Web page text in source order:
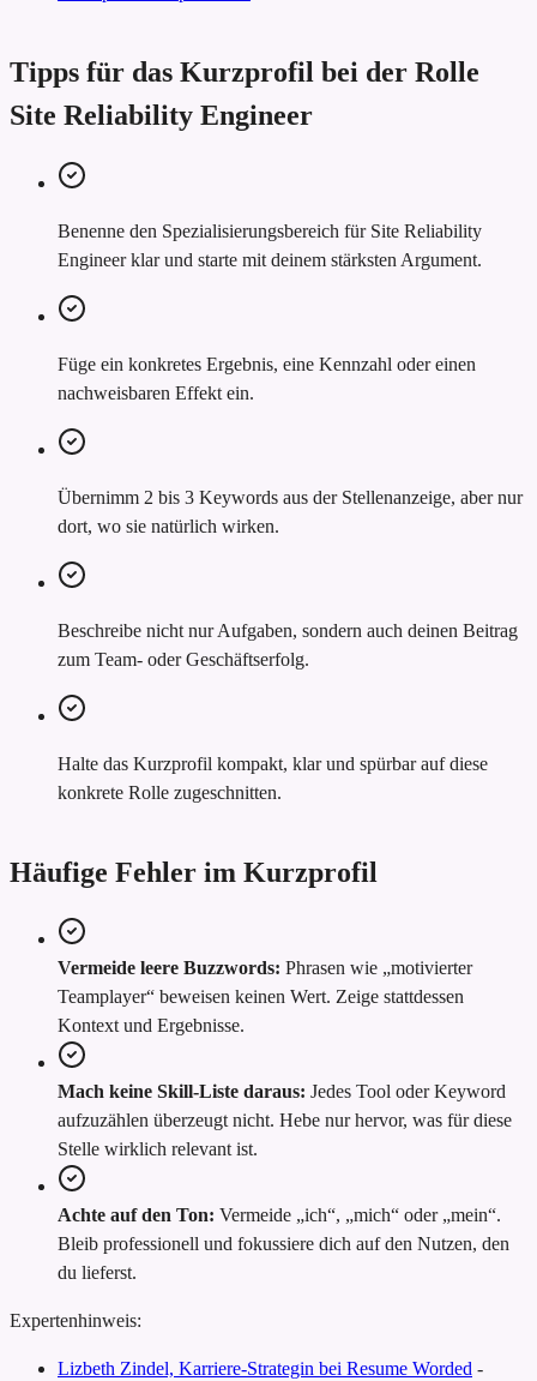
Tipps für das Kurzprofil bei der Rolle
Site Reliability Engineer
Benenne den Spezialisierungsbereich für Site Reliability
Engineer klar und starte mit deinem stärksten Argument.
Füge ein konkretes Ergebnis, eine Kennzahl oder einen
nachweisbaren Effekt ein.
Übernimm 2 bis 3 Keywords aus der Stellenanzeige, aber nur
dort, wo sie natürlich wirken.
Beschreibe nicht nur Aufgaben, sondern auch deinen Beitrag
zum Team- oder Geschäftserfolg.
Halte das Kurzprofil kompakt, klar und spürbar auf diese
konkrete Rolle zugeschnitten.
Häufige Fehler im Kurzprofil
Vermeide leere Buzzwords: Phrasen wie „motivierter
Teamplayer“ beweisen keinen Wert. Zeige stattdessen
Kontext und Ergebnisse.
Mach keine Skill-Liste daraus: Jedes Tool oder Keyword
aufzuzählen überzeugt nicht. Hebe nur hervor, was für diese
Stelle wirklich relevant ist.
Achte auf den Ton: Vermeide „ich“, „mich“ oder „mein“.
Bleib professionell und fokussiere dich auf den Nutzen, den
du lieferst.
Expertenhinweis:
Lizbeth Zindel, Karriere-Strategin bei Resume Worded -